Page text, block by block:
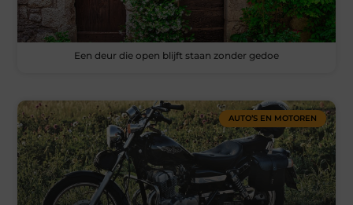
Een deur die open blijft staan zonder gedoe
AUTO’S EN MOTOREN